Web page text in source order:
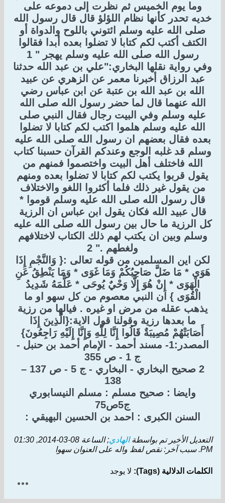
وما يوم الخميس ثم نظرت إلى دموعه على
خديه تحدر كأنها نظام اللؤلؤ قال قال رسول الله
صلى الله عليه وسلم ائتوني باللوح والدواة أو
الكتف أكتب لكم كتابا لا تضلوا بعده أبدا فقالوا
رسول الله صلى الله عليه وسلم يهجر " 1
وفي رواية نقلها البخاري:"علي بن عبد الله حدثنا
عبد الرزاق أخبرنا معمر عن الزهري عن عبيد
الله بن عبد الله بن عتبة عن ابن عباس رضي
الله عنهما قال لما حضر رسول الله صلى الله
عليه وسلم وفي البيت رجال فقال النبي صلى
الله عليه وسلم هلموا اكتب لكم كتابا لا تضلوا
بعده فقال بعضهم ان رسول الله صلى الله عليه
وسلم قد غلبه الوجع وعندكم القرآن حسبنا كتاب
الله فاختلف أهل البيت واختصموا فمنهم من
يقول قربوا يكتب لكم كتابا لا تضلوا بعده ومنهم
من يقول غير ذلك فلما أكثروا اللغو والاختلاف
قال رسول الله صلى الله عليه وسلم قوموا *
قال عبيد الله فكان يقول ابن عباس ان الرزية
كل الرزية ما حال بين رسول الله صلى الله عليه
وسلم وبين ان يكتب لهم ذلك الكتاب لاختلافهم
ولغطهم ." 2
لكن اين المسلمين من قوله تعالى :{ وَالنَّجْمِ إِذَا
هَوَى * مَا ضَلَّ صَاحِبُكُمْ وَمَا غَوَى * وَمَا يَنْطِقُ عَنِ
الْهَوَى * إِنْ هُوَ إِلَّا وَحْيٌ يُوحَى * عَلَّمَهُ شَدِيدُ
الْقُوَى } ان النبي معصوم من كل سهو او ما
يذهب عقله من مرض او غيره . فيالها من رزية
ما بعدها رزية وقولنا قول الاية:{الَّذِينَ إِذَا
أَصَابَتْهُمْ مُصِيبَةٌ قَالُوا إِنَّا لِلَّهِ وَإِنَّا إِلَيْهِ رَاجِعُونَ}
المصدر:1- مسند أحمد - الإمام أحمد بن حنبل -
ج 1 - ص 355
2 صحيح البخاري - البخاري - ج 5 - ص 137 –
138
وايضا : صحيح مسلم : مسلم النيسابوري
ج5ص75
السنن الكبرى : احمد بن الحسين البهيقي :
التعديل الأخير تم بواسطةالهادي; الساعة
08-03-2014, 01:30
PM
.سبب آخر:نقص لفظ واله على العنوان سهوا
الكلمات الدلالية (Tags): لا يوجد